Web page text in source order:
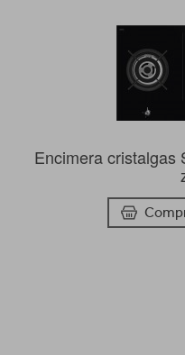
Encimera cristalgas